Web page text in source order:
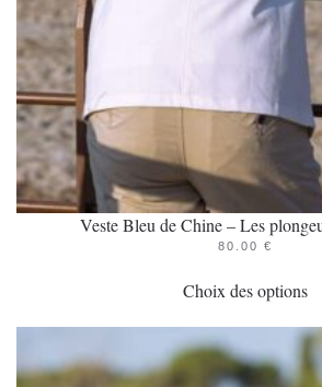
Veste Bleu de Chine – Les
80.00 €
Choix des options
a